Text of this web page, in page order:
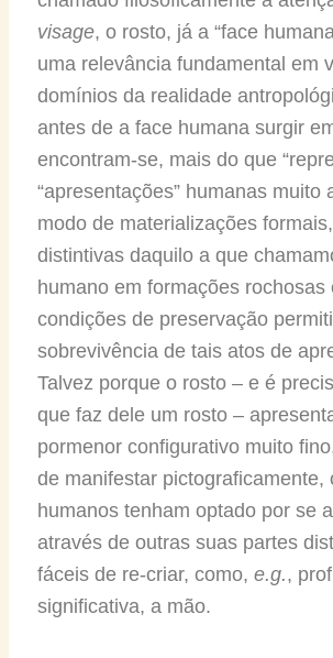
visage, o rosto, já a “face
uma relevância fundamental em
domínios da realidade
antes de a face humana surgir
encontram-se, mais do que
“apresentações” humanas muito
modo de materializações
distintivas daquilo a que
humano em formações rochosas
condições de preservação
sobrevivência de tais atos de
Talvez porque o rosto – e é
que faz dele um rosto –
pormenor configurativo muito
de manifestar pictograficamente,
humanos tenham optado por se
através de outras suas partes
fáceis de re-criar, como, e.g.,
significativa, a mão.